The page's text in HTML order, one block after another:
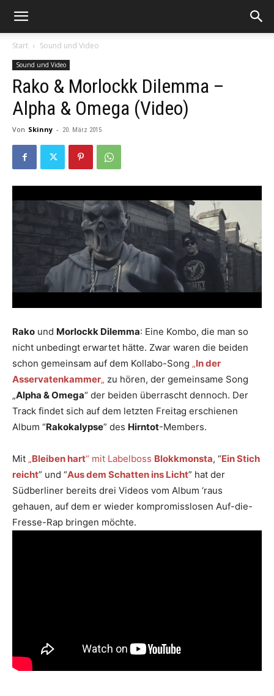
Start Sound und Video
Sound und Video
Rako & Morlockk Dilemma –
Alpha & Omega (Video)
Von Skinny - 20. März 2015
Rako und Morlockk Dilemma: Eine Kombo, die man so
nicht unbedingt erwartet hätte. Zwar waren die beiden
schon gemeinsam auf dem Kollabo-Song „In der
Asservatenkammer„ zu hören, der gemeinsame Song
„Alpha & Omega“ der beiden überrascht dennoch. Der
Track findet sich auf dem letzten Freitag erschienen
Album “Rakokalypse” des Hirntot-Members.
Mit „Bleiben hart“ mit Labelboss Blokkmonsta, “Ein Stich
reicht” und “Aus dem Schatten ins Licht” hat der
Südberliner bereits drei Videos vom Album ‘raus
gehauen, auf dem er wieder kompromisslosen Auf-die-
Fresse-Rap bringen möchte.